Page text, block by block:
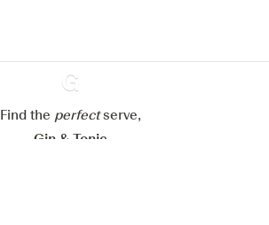
Ginventory
Find the perfectserve,
Gin & Tonic